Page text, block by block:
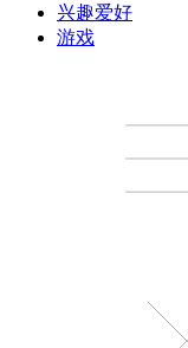
兴趣爱好
游戏